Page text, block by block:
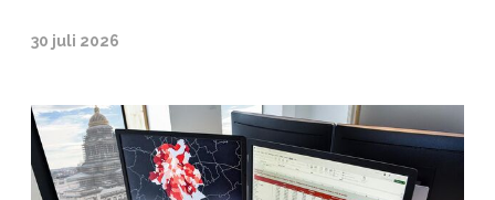
30 juli 2026